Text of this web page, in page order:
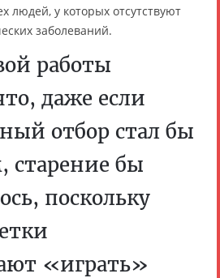
людей, у которых отсутствуют
заболеваний.
работы
даже если
отбор стал бы
старение бы
поскольку
«играть»